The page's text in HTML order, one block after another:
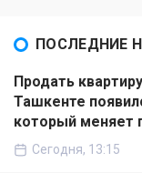
ПОСЛЕДНИЕ
Продать
Ташкенте
который меняет
Сегодня, 13:15